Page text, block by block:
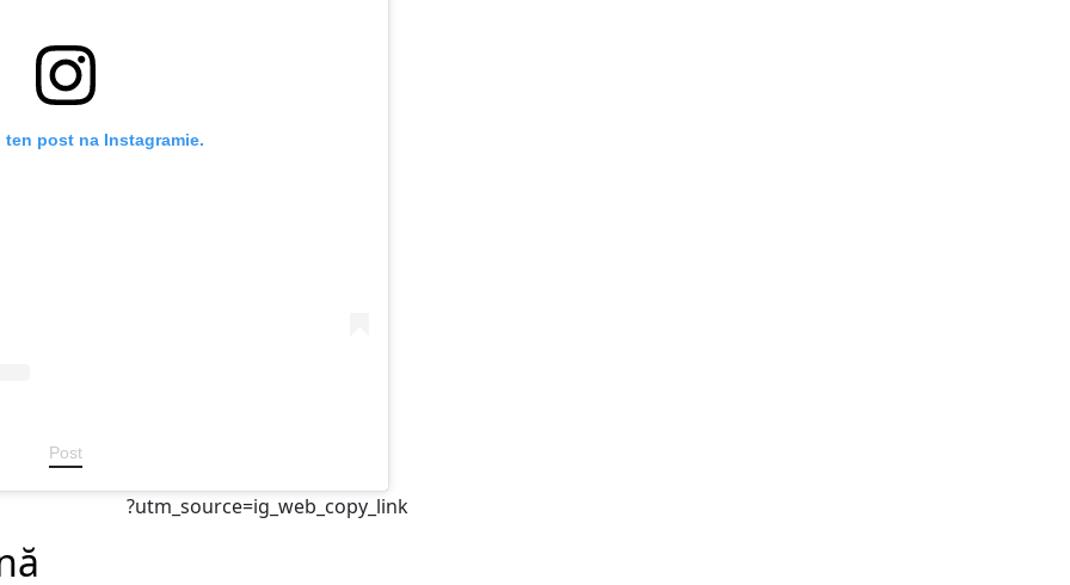
ten post na Instagramie.
Post
?utm_source=ig_web_copy_link